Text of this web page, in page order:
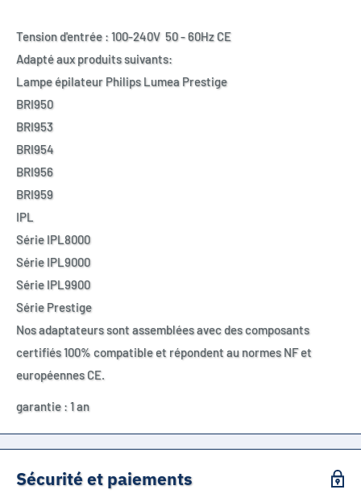
Tension d'entrée : 100-240V 50 - 60Hz CE
Adapté aux produits suivants:
Lampe épilateur Philips Lumea Prestige
BRI950
BRI953
BRI954
BRI956
BRI959
IPL
Série IPL8000
Série IPL9000
Série IPL9900
Série Prestige
Nos adaptateurs sont assemblées avec des composants
certifiés 100% compatible et répondent au normes NF et
européennes CE.
garantie : 1 an
Sécurité et paiements